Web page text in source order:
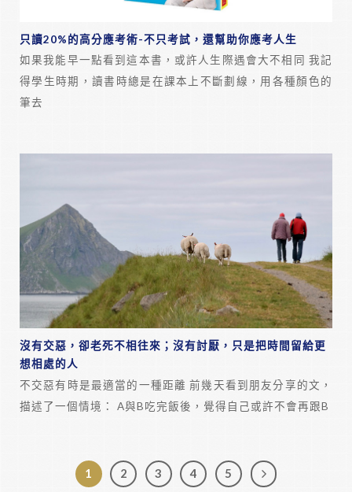
只讀20%的高分應考術-不只考試，還幫助你應考人生
如果我能早一點看到這本書，或許人生際遇會大不相同 我記
得學生時期，讀書時總是在課本上不斷劃線，用各種顏色的
筆去
沒有交惡，卻老死不相往來；沒有討厭，只是把時間留給更
想相處的人
不交惡有時是最適當的一種距離 前幾天看到朋友分享的文，
描述了一個情境： A與B吃完飯後，覺得自己或許不會再跟B
1 2 3 4 5